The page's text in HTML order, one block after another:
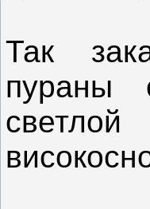
Так
пураны